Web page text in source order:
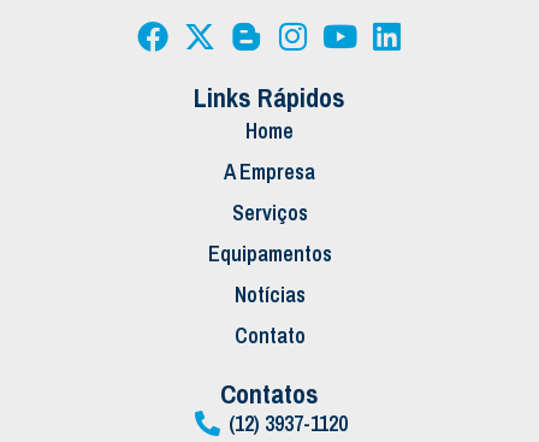
Links Rápidos
Home
A Empresa
Serviços
Equipamentos
Notícias
Contato
Contatos
(12) 3937-1120